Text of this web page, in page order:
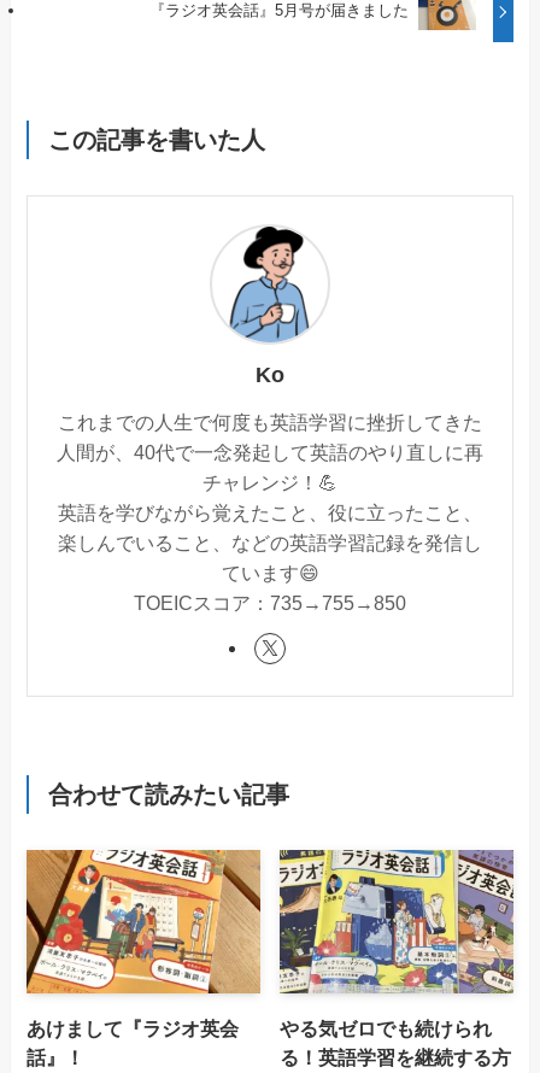
『ラジオ英会話』5月号が届きました
この記事を書いた人
Ko
これまでの人生で何度も英語学習に挫折してきた
人間が、40代で一念発起して英語のやり直しに再
チャレンジ！💪
英語を学びながら覚えたこと、役に立ったこと、
楽しんでいること、などの英語学習記録を発信し
ています😄
TOEICスコア：735→755→850
合わせて読みたい記事
あけまして『ラジオ英会
話』！
やる気ゼロでも続けられ
る！英語学習を継続する方